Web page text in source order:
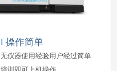
l操作简单
无仪器使用经验用户经过简单